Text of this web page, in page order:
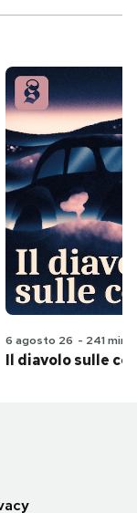
6 agosto 26 - 241 min
Il diavolo sulle